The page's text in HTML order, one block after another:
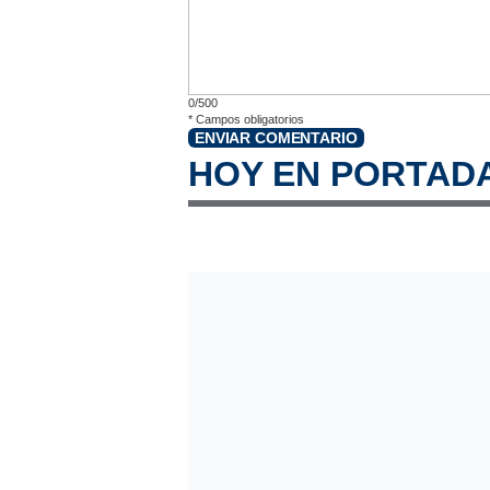
0/500
* Campos obligatorios
ENVIAR COMENTARIO
HOY EN